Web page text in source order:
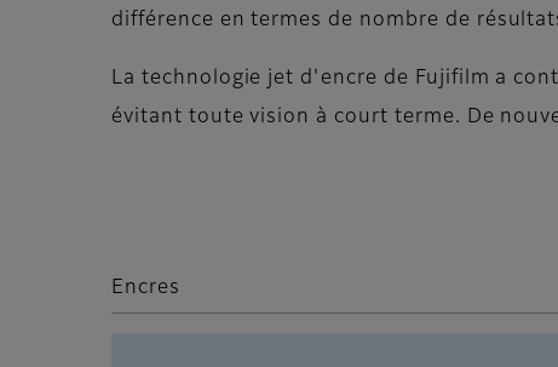
différence en termes de nombre de
La technologie jet d'encre de Fujifilm a
évitant toute vision à court terme. De
Encres